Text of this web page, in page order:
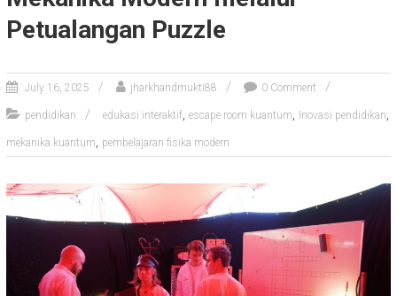
Petualangan Puzzle
July 16, 2025 jharkhandmukti88 0 Comment
pendidikan edukasi interaktif, escape room kuantum, Inovasi pendidikan,
mekanika kuantum, pembelajaran fisika modern